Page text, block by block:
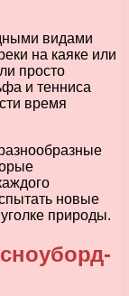
видами
на каяке или
просто
и тенниса
время
новые
природы.